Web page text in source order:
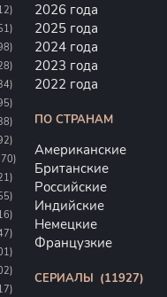
2026 года
2025 года
2024 года
2023 года
2022 года
ПО СТРАНАМ
Американские
Британские
Российские
Индийские
Немецкие
Французкие
СЕРИАЛЫ (11927)